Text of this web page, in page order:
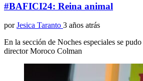
#BAFICI24: Reina animal
por Jesica Taranto 3 años atrás
En la sección de Noches especiales se
director Moroco Colman